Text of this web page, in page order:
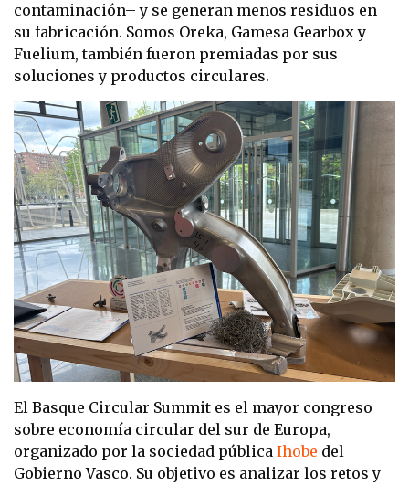
contaminación– y se generan menos residuos en
su fabricación. Somos Oreka, Gamesa Gearbox y
Fuelium, también fueron premiadas por sus
soluciones y productos circulares.
El Basque Circular Summit es el mayor congreso
sobre economía circular del sur de Europa,
organizado por la sociedad pública Ihobe del
Gobierno Vasco. Su objetivo es analizar los retos y